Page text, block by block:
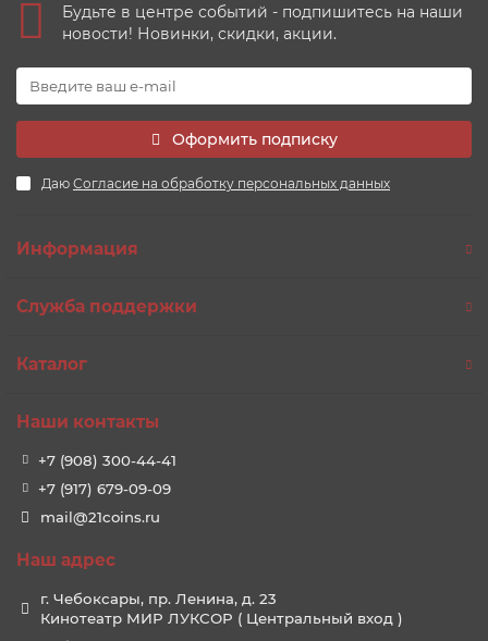
Будьте в центре событий - подпишитесь на наши
новости! Новинки, скидки, акции.
Оформить подписку
Даю Согласие на обработку персональных данных
Информация
Служба поддержки
Каталог
Наши контакты
+7 (908) 300-44-41
+7 (917) 679-09-09
mail@21coins.ru
Наш адрес
г. Чебоксары, пр. Ленина, д. 23
Кинотеатр МИР ЛУКСОР ( Центральный вход )